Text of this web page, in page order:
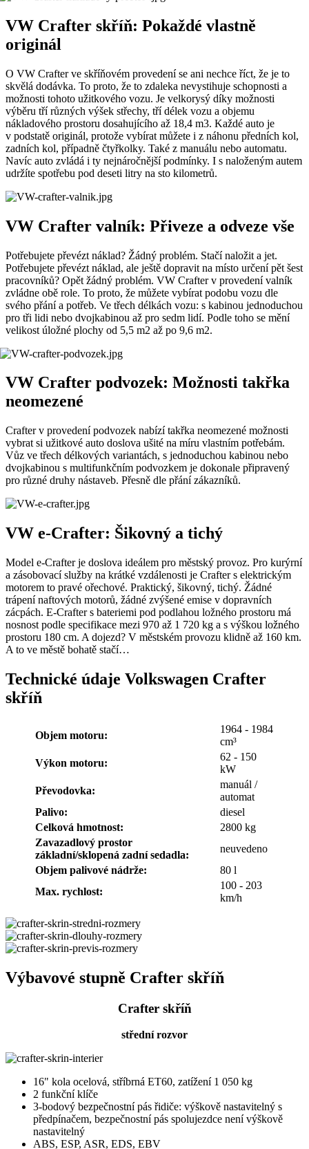
VW Crafter skříň: Pokaždé vlastně
originál
O VW Crafter ve skříňovém provedení se ani nechce říct, že je to
skvělá dodávka. To proto, že to zdaleka nevystihuje schopnosti a
možnosti tohoto užitkového vozu. Je velkorysý díky možnosti
výběru tří různých výšek střechy, tří délek vozu a objemu
nákladového prostoru dosahujícího až 18,4 m3. Každé auto je
v podstatě originál, protože vybírat můžete i z náhonu předních kol,
zadních kol, případně čtyřkolky. Také z manuálu nebo automatu.
Navíc auto zvládá i ty nejnáročnější podmínky. I s naloženým autem
udržíte spotřebu pod deseti litry na sto kilometrů.
VW Crafter valník: Přiveze a odveze vše
Potřebujete převézt náklad? Žádný problém. Stačí naložit a jet.
Potřebujete převézt náklad, ale ještě dopravit na místo určení pět šest
pracovníků? Opět žádný problém. VW Crafter v provedení valník
zvládne obě role. To proto, že můžete vybírat podobu vozu dle
svého přání a potřeb. Ve třech délkách vozu: s kabinou jednoduchou
pro tři lidi nebo dvojkabinou až pro sedm lidí. Podle toho se mění
velikost úložné plochy od 5,5 m2 až po 9,6 m2.
VW Crafter podvozek: Možnosti takřka
neomezené
Crafter v provedení podvozek nabízí takřka neomezené možnosti
vybrat si užitkové auto doslova ušité na míru vlastním potřebám.
Vůz ve třech délkových variantách, s jednoduchou kabinou nebo
dvojkabinou s multifunkčním podvozkem je dokonale připravený
pro různé druhy nástaveb. Přesně dle přání zákazníků.
VW e-Crafter: Šikovný a tichý
Model e-Crafter je doslova ideálem pro městský provoz. Pro kurýrní
a zásobovací služby na krátké vzdálenosti je Crafter s elektrickým
motorem to pravé ořechové. Praktický, šikovný, tichý. Žádné
trápení naftových motorů, žádné zvýšené emise v dopravních
zácpách. E-Crafter s bateriemi pod podlahou ložného prostoru má
nosnost podle specifikace mezi 970 až 1 720 kg a s výškou ložného
prostoru 180 cm. A dojezd? V městském provozu klidně až 160 km.
A to ve městě bohatě stačí…
Technické údaje Volkswagen Crafter
skříň
Objem motoru:
1964 - 1984
cm³
Výkon motoru:
62 - 150
kW
Převodovka:
manuál /
automat
Palivo:
diesel
Celková hmotnost:
2800 kg
Zavazadlový prostor
základní/sklopená zadní sedadla:
neuvedeno
Objem palivové nádrže:
80 l
Max. rychlost:
100 - 203
km/h
Výbavové stupně Crafter skříň
Crafter skříň
střední rozvor
16" kola ocelová, stříbrná ET60, zatížení 1 050 kg
2 funkční klíče
3-bodový bezpečnostní pás řidiče: výškově nastavitelný s
předpínačem, bezpečnostní pás spolujezdce není výškově
nastavitelný
ABS, ESP, ASR, EDS, EBV